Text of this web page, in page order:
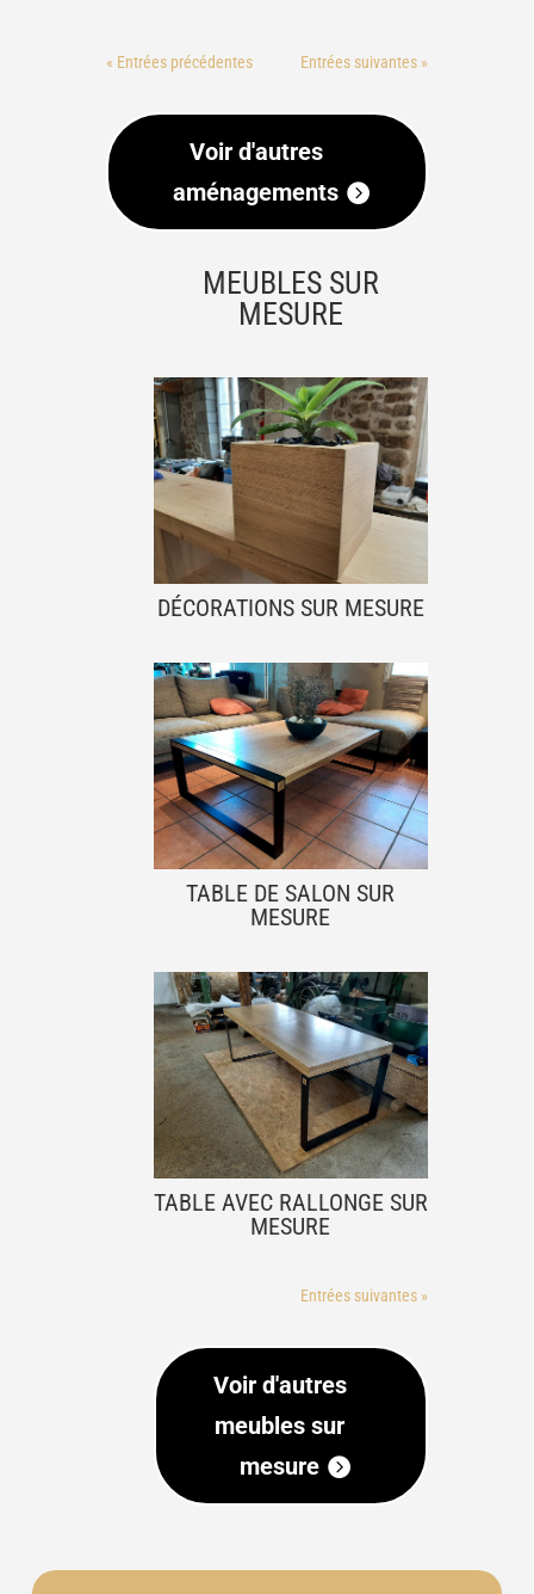
« Entrées précédentes Entrées suivantes »
Voir d'autres
aménagements
MEUBLES SUR
MESURE
DÉCORATIONS SUR MESURE
TABLE DE SALON SUR
MESURE
TABLE AVEC RALLONGE SUR
MESURE
Entrées suivantes »
Voir d'autres
meubles sur
mesure